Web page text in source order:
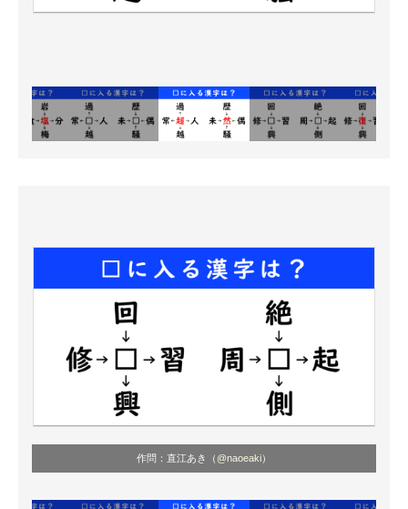
作問：直江あき（ @naoeaki）